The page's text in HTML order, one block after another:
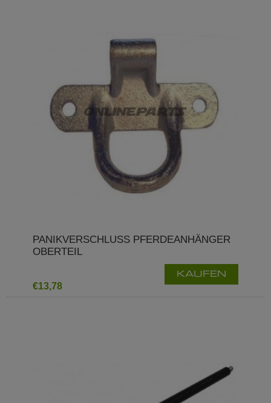
PANIKVERSCHLUSS PFERDEANHÄNGER
OBERTEIL
€13,78
KAUFEN